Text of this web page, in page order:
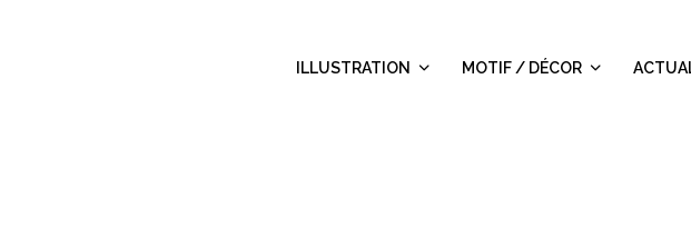
ILLUSTRATION MOTIF / DÉCOR